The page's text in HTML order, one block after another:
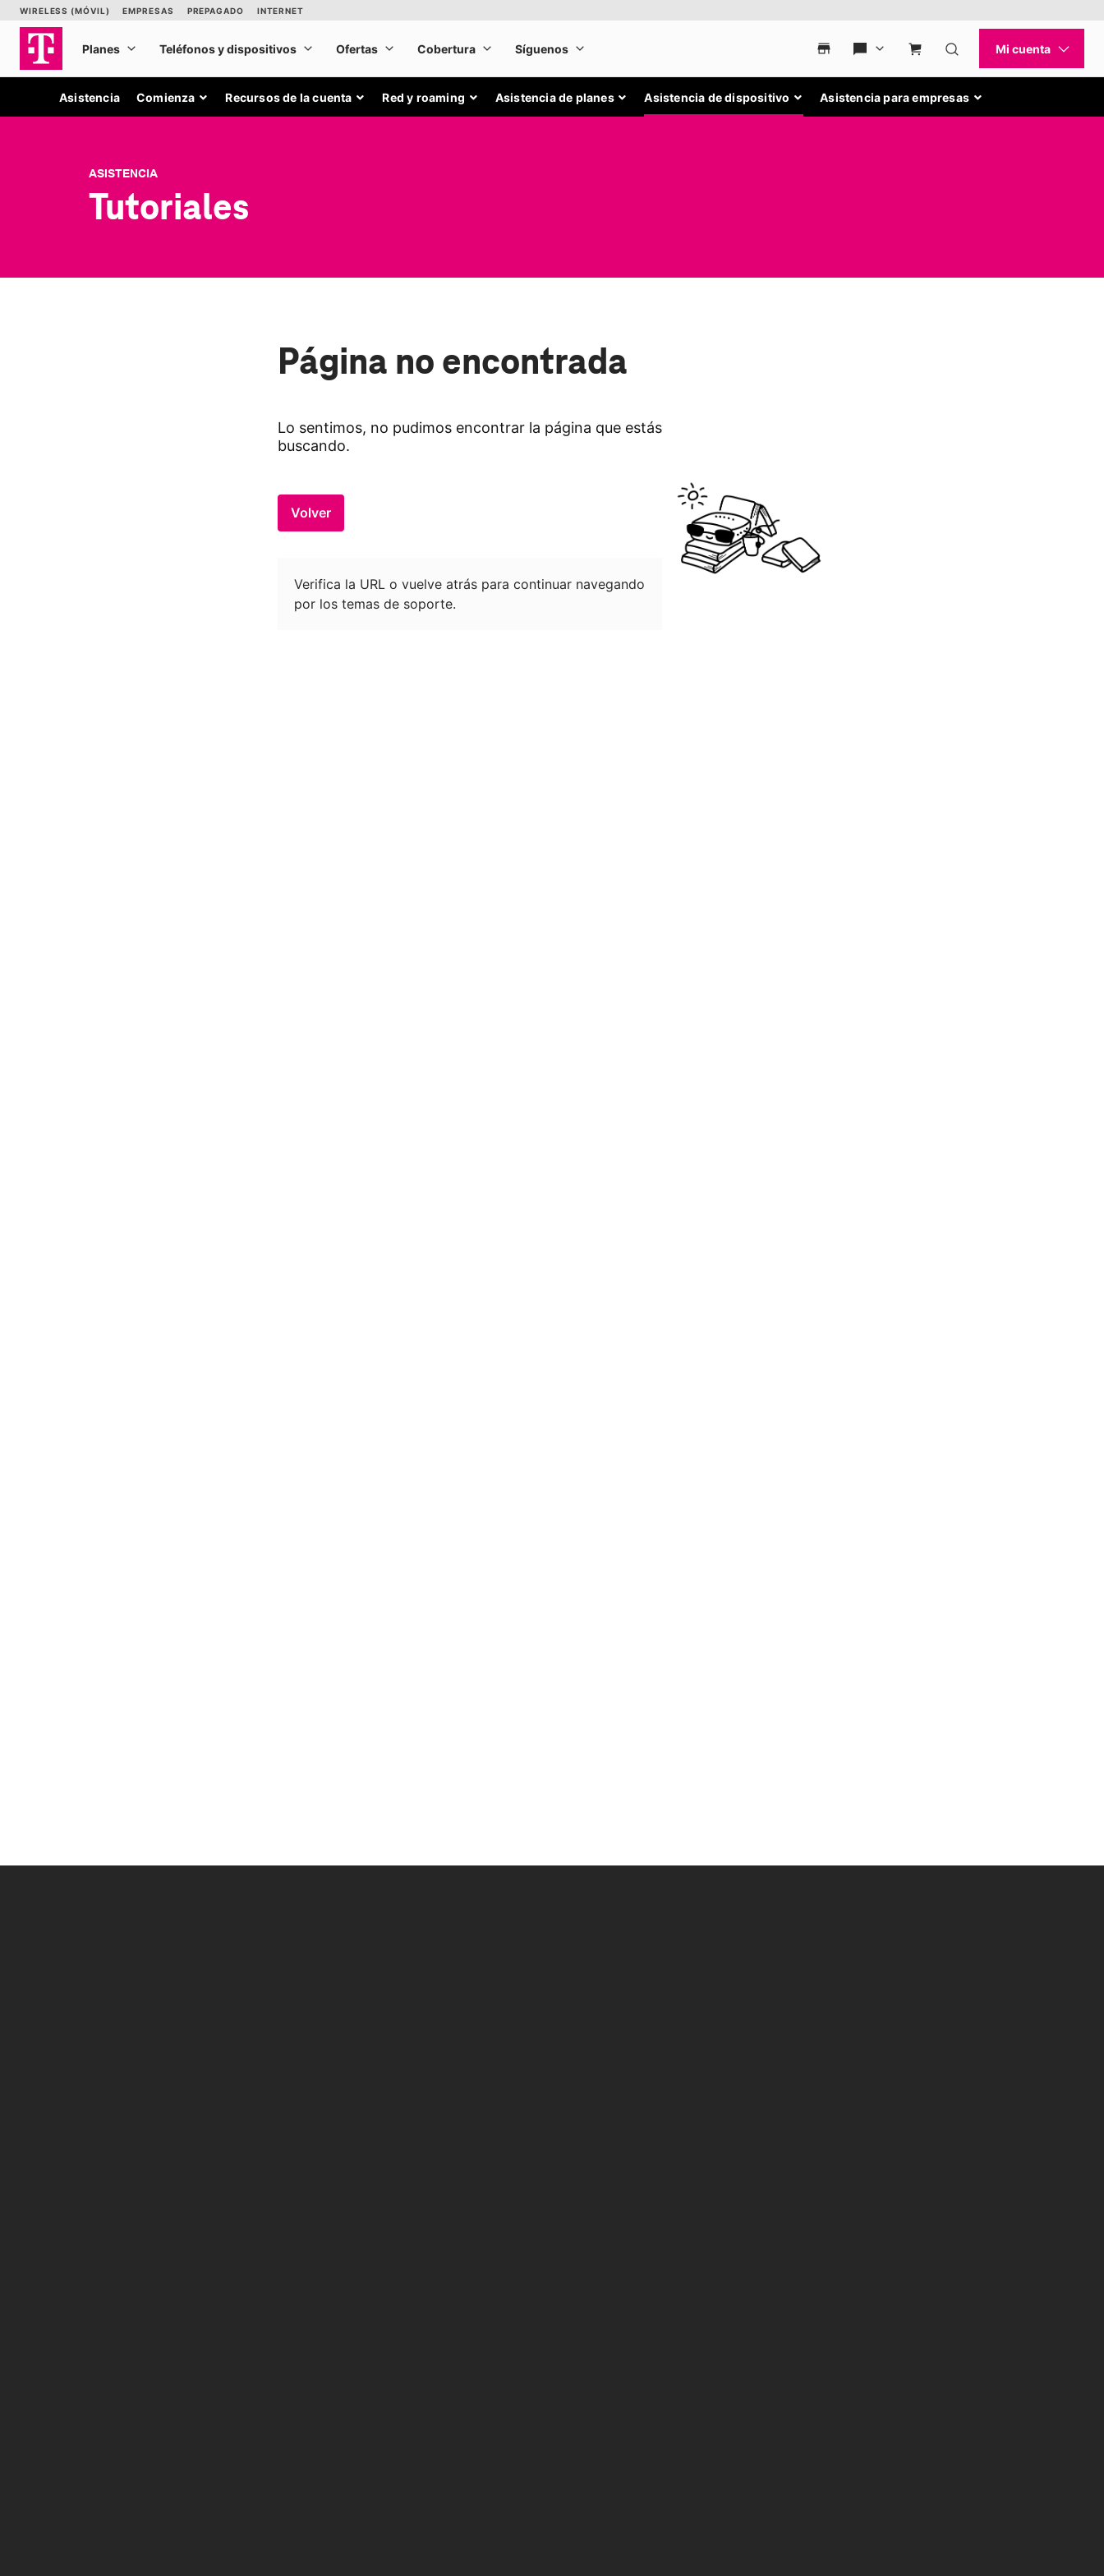
Asistencia Comienza Recursos de la cuenta Red y roaming Asistencia de planes Asistencia de dispositivo Asistencia para empresas
ASISTENCIA
Tutoriales